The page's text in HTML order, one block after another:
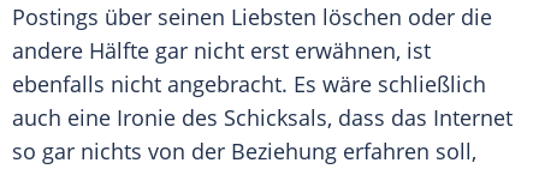
Postings über seinen Liebsten löschen oder die
andere Hälfte gar nicht erst erwähnen, ist
ebenfalls nicht angebracht. Es wäre schließlich
auch eine Ironie des Schicksals, dass das Internet
so gar nichts von der Beziehung erfahren soll,